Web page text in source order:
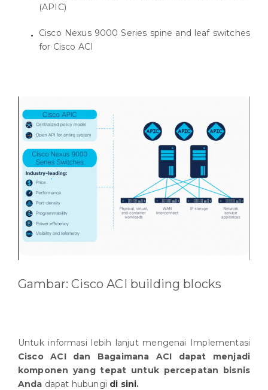
(APIC)
Cisco Nexus 9000 Series spine and leaf switches
for Cisco ACI
Gambar: Cisco ACI building blocks
Untuk informasi lebih lanjut mengenai Implementasi
Cisco ACI dan Bagaimana ACI dapat menjadi
komponen yang tepat untuk percepatan bisnis
Anda dapat hubungi di sini.